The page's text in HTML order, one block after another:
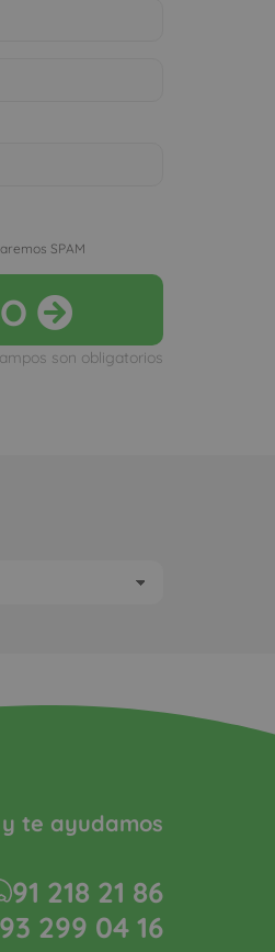
SPAM
son obligatorios
te ayudamos
91 218 21 86
93 299 04 16